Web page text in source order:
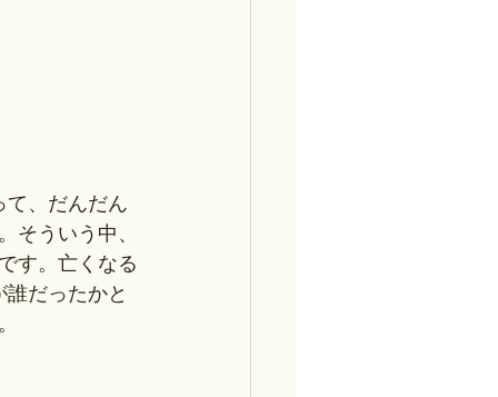
て、だんだん
そういう中、
す。亡くなる
だったかと